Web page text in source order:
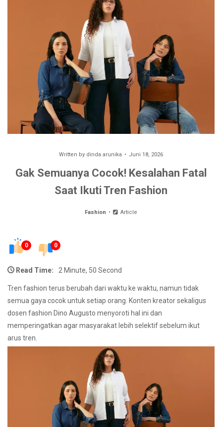
Written by dinda.arunika Juni 18, 2026
Gak Semuanya Cocok! Kesalahan Fatal
Saat Ikuti Tren Fashion
Fashion Article
0 0
Read Time: 2 Minute, 50 Second
Tren fashion terus berubah dari waktu ke waktu, namun tidak
semua gaya cocok untuk setiap orang. Konten kreator sekaligus
dosen fashion Dino Augusto menyoroti hal ini dan
memperingatkan agar masyarakat lebih selektif sebelum ikut
arus tren.